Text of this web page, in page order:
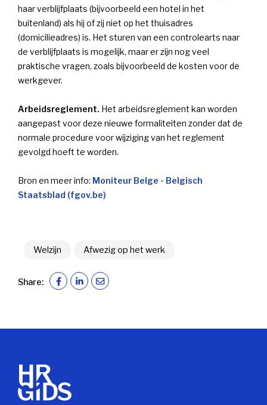
haar verblijfplaats (bijvoorbeeld een hotel in het
buitenland) als hij of zij niet op het thuisadres
(domicilieadres) is. Het sturen van een controlearts naar
de verblijfplaats is mogelijk, maar er zijn nog veel
praktische vragen, zoals bijvoorbeeld de kosten voor de
werkgever.
Arbeidsreglement. Het arbeidsreglement kan worden
aangepast voor deze nieuwe formaliteiten zonder dat de
normale procedure voor wijziging van het reglement
gevolgd hoeft te worden.
Bron en meer info: Moniteur Belge - Belgisch
Staatsblad (fgov.be)
Welzijn Afwezig op het werk
Share: